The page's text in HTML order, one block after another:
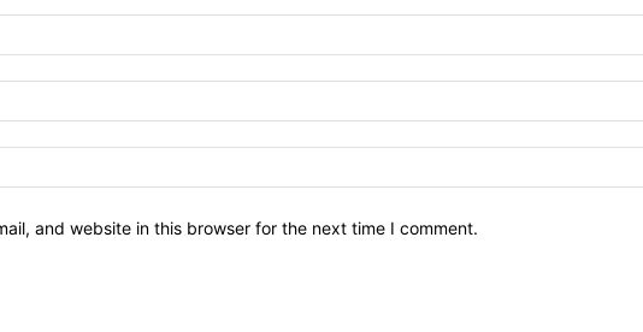
and website in this browser for the next time I comment.